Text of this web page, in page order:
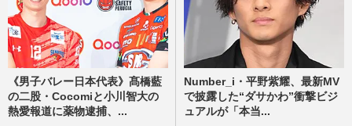
《男子バレー日本代表》髙橋藍
の二股・Cocomiと小川智大の
熱愛報道に薬物逮捕、...
Number_i・平野紫耀、最新MV
で披露した“ダサかわ”衝撃ビジ
ュアルが「本当...